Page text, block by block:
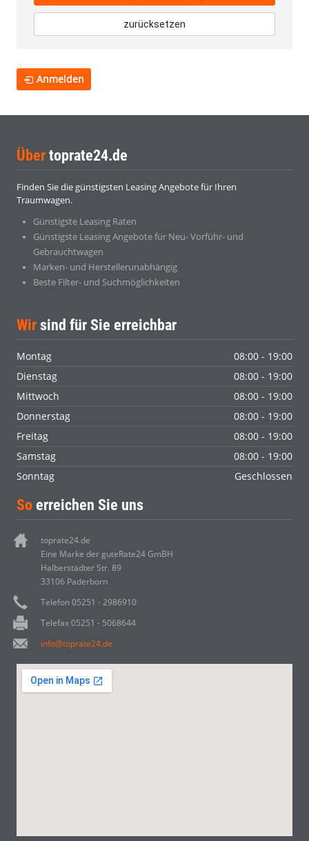
zurücksetzen
Anmelden
Über toprate24.de
Finden Sie die günstigsten Leasing Angebote für Ihren
Traumwagen.
Günstigste Leasing Raten
Günstigste Leasing Angebote für Neu- Vorführ- und
Gebrauchtwagen
Marken- und Herstellerunabhängig
Beste Filter- und Suchmöglichkeiten
Wir sind für Sie erreichbar
Montag
08:00 - 19:00
Dienstag
08:00 - 19:00
Mittwoch
08:00 - 19:00
Donnerstag
08:00 - 19:00
Freitag
08:00 - 19:00
Samstag
08:00 - 19:00
Sonntag
Geschlossen
So erreichen Sie uns
toprate24.de
Eine Marke der guteRate24 GmBH
Halberstädter Str. 89
33106 Paderborn
Telefon 05251 - 2986910
Telefax 05251 - 5068644
info@toprate24.de